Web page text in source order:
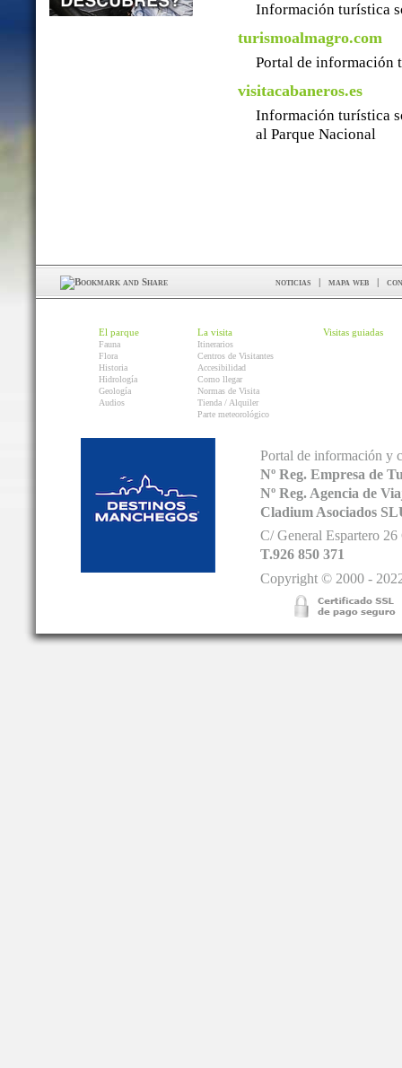
Información turística
turismoalmagro.com
Portal de información
visitacabaneros.es
Información turística
al Parque Nacional
noticias | mapa web |
El parque
Fauna
Flora
Historia
Hidrología
Geología
Audios
La visita
Itinerarios
Centros de Visitantes
Accesibilidad
Como llegar
Normas de Visita
Tienda / Alquiler
Parte meteorológico
Visitas guiadas
Portal de información y
Nº Reg. Empresa de
Nº Reg. Agencia de
Cladium Asociados
C/ General Espartero
T.926 850 371
Copyright © 2000 -